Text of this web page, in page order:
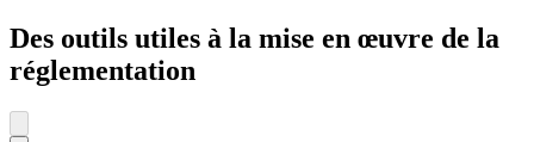
Des outils utiles à la mise en œuvre de la
réglementation